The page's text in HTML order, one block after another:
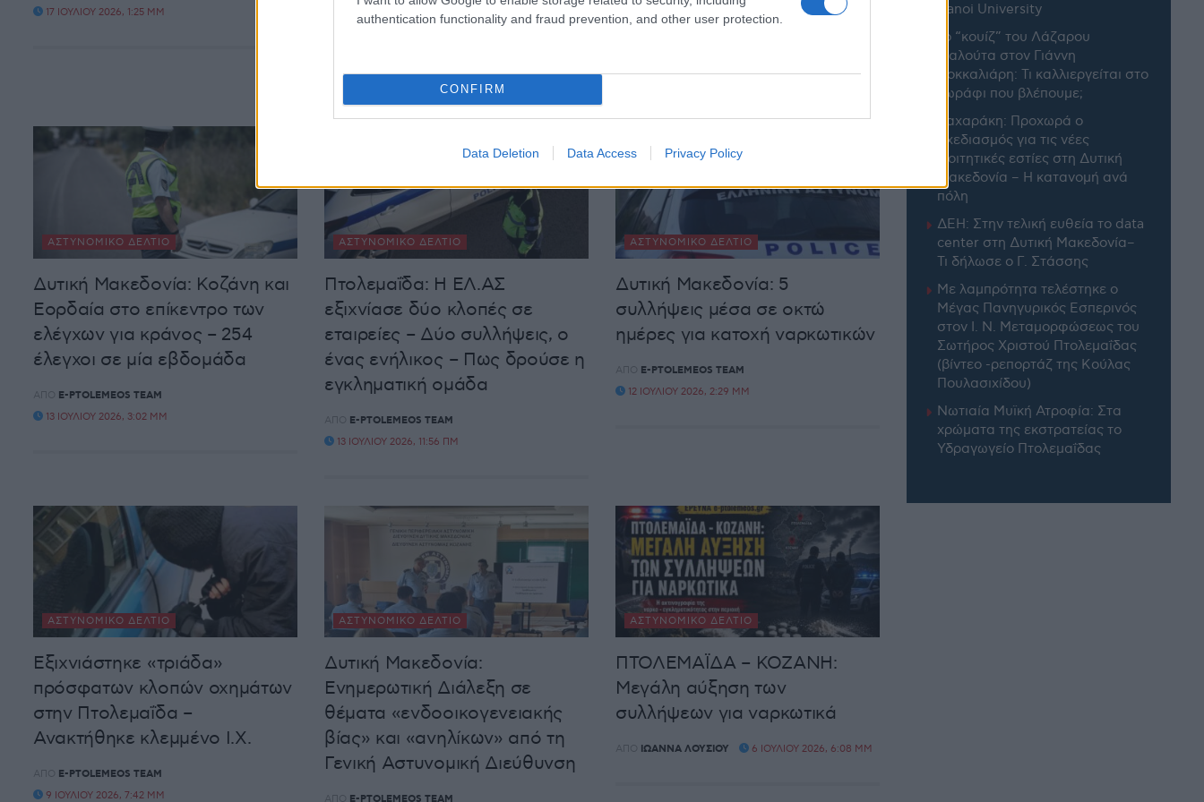
authentication functionality and fraud prevention, and other user protection.
CONFIRM
Data Deletion Data Access Privacy Policy
17 ΙΟΥΛΊΟΥ 2026, 1:25 ΜΜ
καταυλισμό Ρομά
μέρους των χρημάτων
ΑΣΤΥΝΟΜΙΚΌ ΔΕΛΤΊΟ
Δυτική Μακεδονία: Κοζάνη και
Εορδαία στο επίκεντρο των
ελέγχων για κράνος – 254
έλεγχοι σε μία εβδομάδα
ΑΠΌ E-PTOLEMEOS TEAM
13 ΙΟΥΛΊΟΥ 2026, 3:02 ΜΜ
ΑΣΤΥΝΟΜΙΚΌ ΔΕΛΤΊΟ
Πτολεμαΐδα: Η ΕΛ.ΑΣ
εξιχνίασε δύο κλοπές σε
εταιρείες – Δύο συλλήψεις, ο
ένας ενήλικος – Πως δρούσε η
εγκληματική ομάδα
ΑΠΌ E-PTOLEMEOS TEAM
13 ΙΟΥΛΊΟΥ 2026, 11:56 ΠΜ
ΑΣΤΥΝΟΜΙΚΌ ΔΕΛΤΊΟ
Δυτική Μακεδονία: 5
συλλήψεις μέσα σε οκτώ
ημέρες για κατοχή ναρκωτικών
ΑΠΌ E-PTOLEMEOS TEAM
12 ΙΟΥΛΊΟΥ 2026, 2:29 ΜΜ
ΑΣΤΥΝΟΜΙΚΌ ΔΕΛΤΊΟ
Εξιχνιάστηκε «τριάδα»
πρόσφατων κλοπών οχημάτων
στην Πτολεμαΐδα –
Ανακτήθηκε κλεμμένο Ι.Χ.
ΑΠΌ E-PTOLEMEOS TEAM
9 ΙΟΥΛΊΟΥ 2026, 7:42 ΜΜ
ΑΣΤΥΝΟΜΙΚΌ ΔΕΛΤΊΟ
Δυτική Μακεδονία:
Ενημερωτική Διάλεξη σε
θέματα «ενδοοικογενειακής
βίας» και «ανηλίκων» από τη
Γενική Αστυνομική Διεύθυνση
ΑΠΌ E-PTOLEMEOS TEAM
ΑΣΤΥΝΟΜΙΚΌ ΔΕΛΤΊΟ
ΠΤΟΛΕΜΑΪΔΑ – ΚΟΖΑΝΗ:
Μεγάλη αύξηση των
συλλήψεων για ναρκωτικά
ΑΠΌ ΙΩΆΝΝΑ ΛΟΎΣΙΟΥ 6 ΙΟΥΛΊΟΥ 2026, 6:08 ΜΜ
Hanoi University
Το “κουίζ” του Λάζαρου
Μαλούτα στον Γιάννη
Κοκκαλιάρη: Τι καλλιεργείται στο
χωράφι που βλέπουμε;
Ζαχαράκη: Προχωρά ο
σχεδιασμός για τις νέες
φοιτητικές εστίες στη Δυτική
Μακεδονία – Η κατανομή ανά
πόλη
ΔΕΗ: Στην τελική ευθεία το data
center στη Δυτική Μακεδονία–
Τι δήλωσε ο Γ. Στάσσης
Με λαμπρότητα τελέστηκε ο
Μέγας Πανηγυρικός Εσπερινός
στον Ι. Ν. Μεταμορφώσεως του
Σωτήρος Χριστού Πτολεμαΐδας
(βίντεο -ρεπορτάζ της Κούλας
Πουλασιχίδου)
Νωτιαία Μυϊκή Ατροφία: Στα
χρώματα της εκστρατείας το
Υδραγωγείο Πτολεμαΐδας